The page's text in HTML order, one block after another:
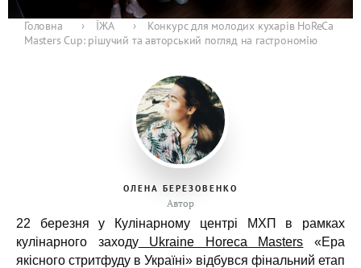
Головна › ЇЖА ›
Конкурс для молодих кухарів HoReCa
Masters Cup: рішучий та авторський погляд на гастрономію
ОЛЕНА БЕРЕЗОВЕНКО
Автор
22 березня у Кулінарному центрі МХП в рамках
кулінарного заходуUkraine Horeca Masters «Ера
якісного стритфуду в Україні» відбувся фінальний етап